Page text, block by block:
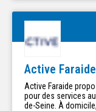
Active
Active Faraide
pour des services
de-Seine. À